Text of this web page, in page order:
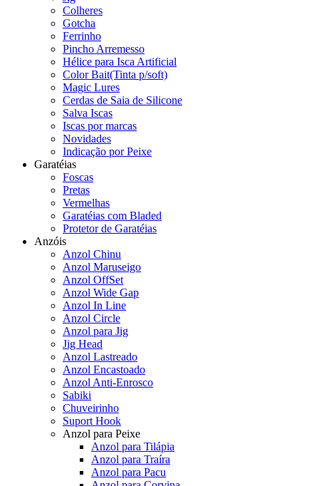
Colheres
Gotcha
Ferrinho
Pincho Arremesso
Hélice para Isca Artificial
Color Bait(Tinta p/soft)
Magic Lures
Cerdas de Saia de Silicone
Salva Iscas
Iscas por marcas
Novidades
Indicação por Peixe
Garatéias
Foscas
Pretas
Vermelhas
Garatéias com Bladed
Protetor de Garatéias
Anzóis
Anzol Chinu
Anzol Maruseigo
Anzol OffSet
Anzol Wide Gap
Anzol In Line
Anzol Circle
Anzol para Jig
Jig Head
Anzol Lastreado
Anzol Encastoado
Anzol Anti-Enrosco
Sabiki
Chuveirinho
Suport Hook
Anzol para Peixe
Anzol para Tilápia
Anzol para Traíra
Anzol para Pacu